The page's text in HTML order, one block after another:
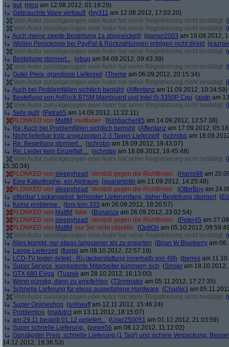
gut (mcg am 12.08.2012, 01:19:29)
Gebrauchte Ware verkauft ( Ivy311 am 12.08.2012, 17:03:20)
Vom Autor zurückgezogen oder Autor hat seine Registrierung nicht bestätigt (
Vom Autor zurückgezogen oder Autor hat seine Registrierung nicht bestätigt (
Auch meine zweite Bestellung 1a abgewickelt! (gamer2003 am 19.08.2012,
Wollen Persokopie bei PayPal & Rückzahlungen erfolgen nicht direkt (
Vom Autor zurückgezogen oder Autor hat seine Registrierung nicht bestätigt (
Bestellung storniert... (ebug am 04.09.2012, 09:43:39)
Vom Autor zurückgezogen oder Autor hat seine Registrierung nicht bestätigt (
Guter Preis, grandiose Lieferzeit (Theme am 06.09.2012, 20:15:34)
Vom Autor zurückgezogen oder Autor hat seine Registrierung nicht bestätigt (
Auch bei Problemfällen sichtlich bemüht (Affentanz am 11.09.2012, 10:34:59)
Bestellung von AsRock B75M Mainboard und Intel i5-3350P Cpu (alstn am
Vom Autor zurückgezogen oder Autor hat seine Registrierung nicht bestätigt (
Sehr gut!! (Petra65 am 14.09.2012, 11:22:11)
PLONKED von MattM : multiuser (Kimbacher85 am 14.09.2012, 13:57:38)
Re: Auch bei Problemfällen sichtlich bemüht (Affentanz am 17.09.2012,
Nicht lieferbar trotz angezeigten 2-3 Tagen Lieferzeit! (schrobo am
Re: Bestellung storniert... (schrobo am 18.09.2012, 19:43:07)
Re: Leider kein Einzelfall ... (schrobo am 18.09.2012, 19:45:48)
Vom Autor zurückgezogen oder Autor hat seine Registrierung nicht bestätigt (
15:30:34)
PLONKED von sleepyhead : Verstoß gegen die Richtlinien (Hanis98 am
Eine Katastrophe, ein Alptraum (quarantotto am 21.09.2012, 14:25:48)
PLONKED von sleepyhead : Verstoß gegen die Richtlinien (OtterBoy am
offenbar Lockangebot, fehlender Lieferumfang, daher Bestellung storniert (
Keine probleme . (tom tom 333 am 26.09.2012, 18:20:57)
PLONKED von MattM : fake (Bonanza am 26.09.2012, 23:02:54)
PLONKED von sleepyhead : Verstoß gegen die Richtlinien (Peter45 am
PLONKED von MattM : nur 5er nicht objektiv (OptiOn am 05.10.2012,
Vom Autor zurückgezogen oder Autor hat seine Registrierung nicht bestätigt (
Alles korrekt, nur etwas langsamer als zu erwarten (Brian W Blueberry am
Lange Lieferzeit (fuggii am 08.10.2012, 22:57:19)
LCD-TV leider defekt - Rï¿œckerstattung innerhalb von 48h (berres am
Super Service, kompetente Mitarbeiter kümmern sich (Smser am
GTX 680 EVga (Tuarek am 28.10.2012, 16:13:00)
Wenn günstig, dann zu empfehlen (T3rminator am 05.11.2012, 17:27:35)
Schnelle Lieferung für etwas ausgefallene Hardware (Charlie3 am
Vom Autor zurückgezogen oder Autor hat seine Registrierung nicht bestätigt (
Super Onlineshop (williwuffam 12.11.2012, 15:46:24)
Problemlos (mafutrct am 13.11.2012, 18:15:07)
am 29.11 bestellt 01.12 geliefert... (User250051 am 01.12.2012, 21:03:59)
Super schnelle Lieferung. (pewe56 am 08.12.2012, 11:12:02)
Günstigster Preis, schnelle Lieferung (1 Tag!) und sichere Verpackung.
14.12.2012, 19:36:53)